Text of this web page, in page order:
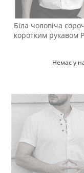
Біла чоловіча
коротким рукавом
Немає у